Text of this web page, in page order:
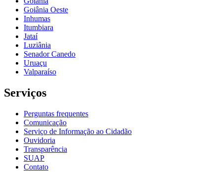
Goiânia Oeste
Inhumas
Itumbiara
Jataí
Luziânia
Senador Canedo
Uruaçu
Valparaíso
Serviços
Perguntas frequentes
Comunicação
Serviço de Informação ao Cidadão
Ouvidoria
Transparência
SUAP
Contato